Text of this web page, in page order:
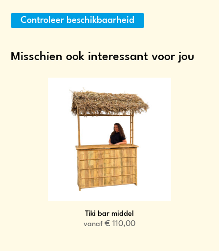
Controleer beschikbaarheid
Misschien ook interessant voor jou
Tiki bar middel
vanaf € 110,00